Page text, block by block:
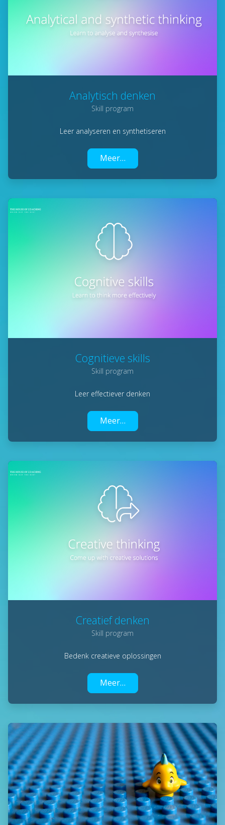
Analytisch denken
Skill program
Leer analyseren en synthetiseren
Meer…
Cognitieve skills
Skill program
Leer effectiever denken
Meer…
Creatief denken
Skill program
Bedenk creatieve oplossingen
Meer…